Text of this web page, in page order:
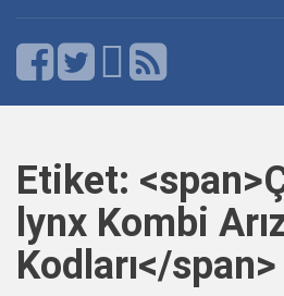
Etiket:
lynx Kombi
Kodları</span>